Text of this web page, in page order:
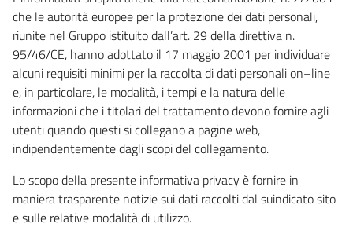
che le autorità europee per la protezione dei dati personali,
riunite nel Gruppo istituito dall’art. 29 della direttiva n.
95/46/CE, hanno adottato il 17 maggio 2001 per individuare
alcuni requisiti minimi per la raccolta di dati personali on–line
e, in particolare, le modalità, i tempi e la natura delle
informazioni che i titolari del trattamento devono fornire agli
utenti quando questi si collegano a pagine web,
indipendentemente dagli scopi del collegamento.
Lo scopo della presente informativa privacy è fornire in
maniera trasparente notizie sui dati raccolti dal suindicato sito
e sulle relative modalità di utilizzo.